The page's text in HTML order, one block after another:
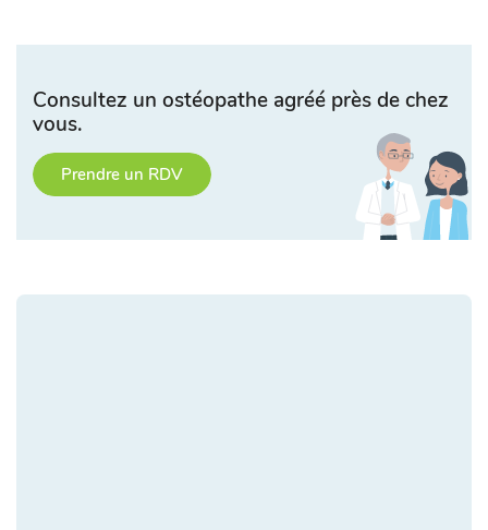
Consultez un ostéopathe agréé près de chez
vous.
Prendre un RDV